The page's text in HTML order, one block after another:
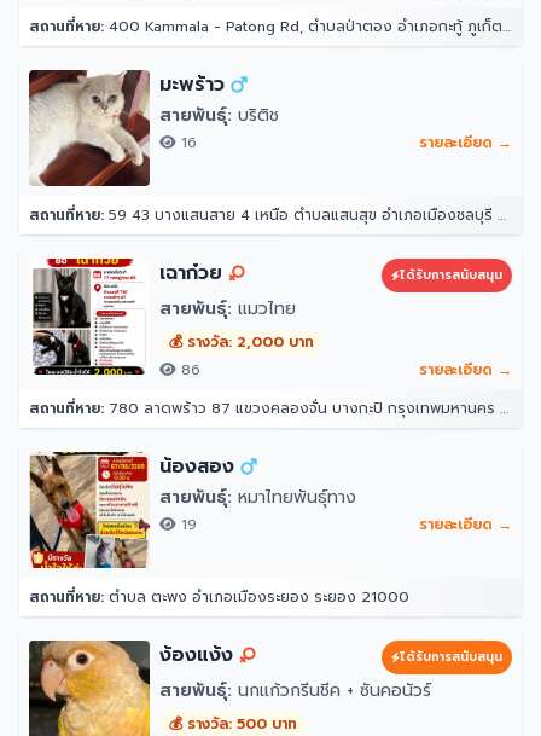
สถานที่หาย: 400 Kammala - Patong Rd, ตำบลป่าตอง อำเภอกะทู้ ภูเก็ต 83150 โรงแรมอินโดจีนรีสอร์ท - ตาลิมารีสอร์ท
มะพร้าว
สายพันธุ์: บริติช
16 รายละเอียด →
สถานที่หาย: 59 43 บางแสนสาย 4 เหนือ ตำบลแสนสุข อำเภอเมืองชลบุรี ชลบุรี 20130
เฉาก๋วย ได้รับการสนับสนุน
สายพันธุ์: แมวไทย
💰 รางวัล: 2,000 บาท
86
รายละเอียด →
สถานที่หาย: 780 ลาดพร้าว 87 แขวงคลองจั่น บางกะปิ กรุงเทพมหานคร 10240
น้องสอง
สายพันธุ์: หมาไทยพันธุ์ทาง
19 รายละเอียด →
สถานที่หาย: ตำบล ตะพง อำเภอเมืองระยอง ระยอง 21000
ง้องแง้ง ได้รับการสนับสนุน
สายพันธุ์: นกแก้วกรีนชีค + ซันคอนัวร์
💰 รางวัล: 500 บาท